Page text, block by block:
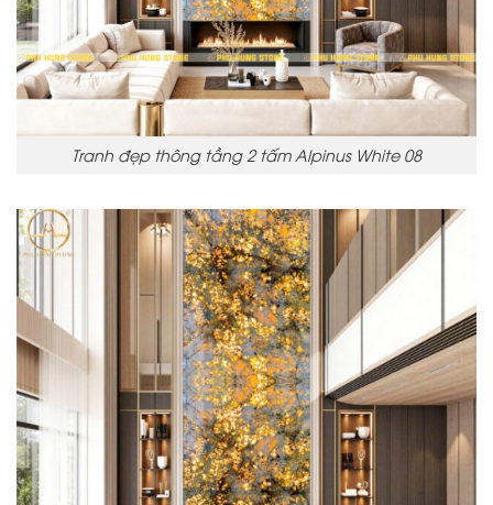
Tranh đẹp thông tầng 2 tấm Alpinus White 08